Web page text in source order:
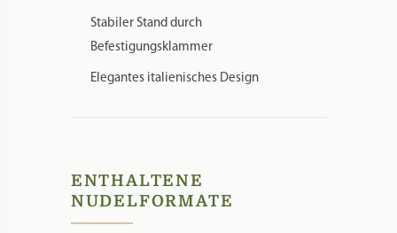
Stabiler Stand durch
Befestigungsklammer
Elegantes italienisches Design
ENTHALTENE
NUDELFORMATE